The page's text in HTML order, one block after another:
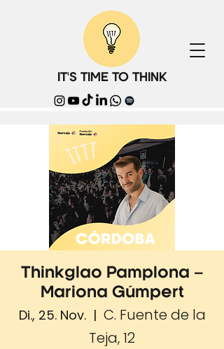
IT'S TIME TO THINK
Thinkglao Pamplona –
Mariona Gúmpert
Di., 25. Nov.
  |
C. Fuente de la
Teja, 12